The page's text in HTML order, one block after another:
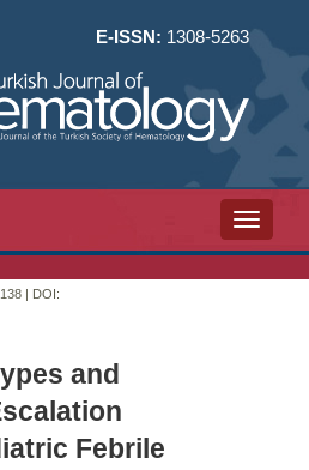
E-ISSN: 1308-5263
Toggle
| DOI:
and
Febrile